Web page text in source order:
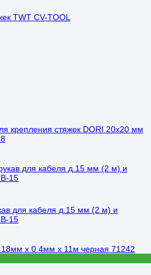
TWT CV-TOOL
крепления стяжек DORI 20х20 мм
для кабеля д.15 мм (2 м) и
15